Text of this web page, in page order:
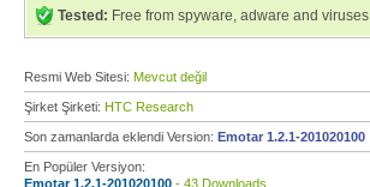
Tested: Free from spyware, adware and viruses
Resmi Web Sitesi: Mevcut değil
Şirket Şirketi: HTC Research
Son zamanlarda eklendi Version: Emotar 1.2.1-201020100
En Popüler Versiyon:
Emotar 1.2.1-201020100 - 43 Downloads